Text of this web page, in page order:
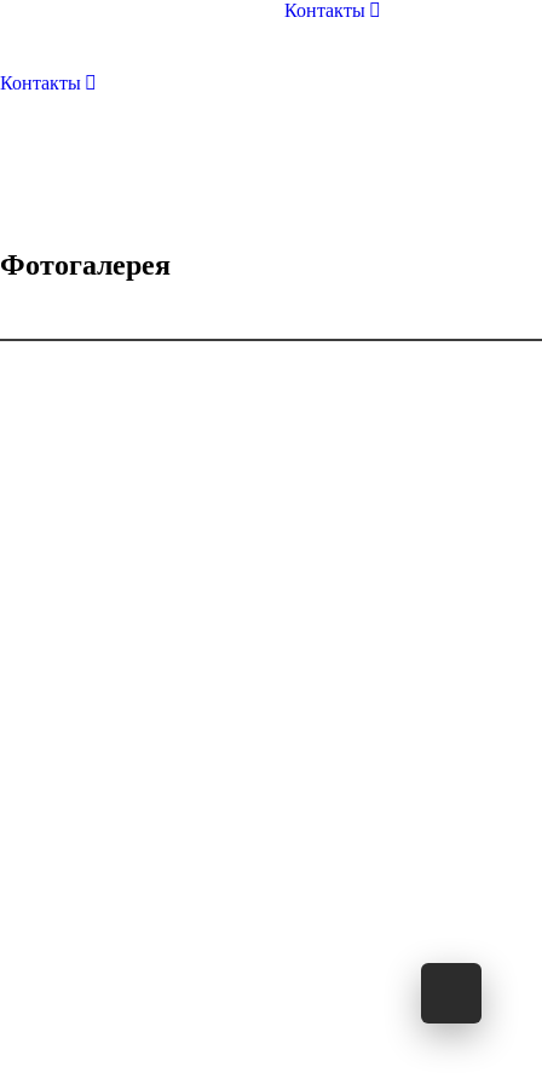
Контакты
Контакты
Фотогалерея